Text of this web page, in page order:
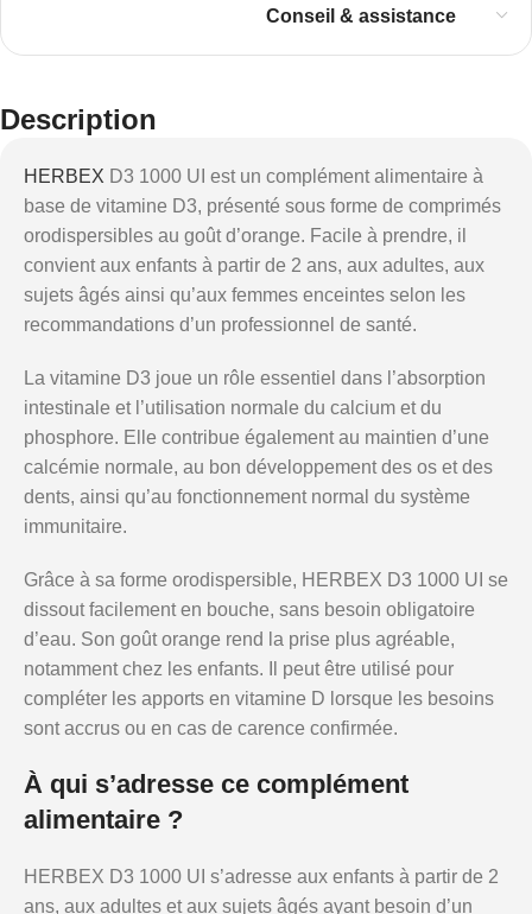
Conseil & assistance
Description
HERBEX D3 1000 UI est un complément alimentaire à
base de vitamine D3, présenté sous forme de comprimés
orodispersibles au goût d’orange. Facile à prendre, il
convient aux enfants à partir de 2 ans, aux adultes, aux
sujets âgés ainsi qu’aux femmes enceintes selon les
recommandations d’un professionnel de santé.
La vitamine D3 joue un rôle essentiel dans l’absorption
intestinale et l’utilisation normale du calcium et du
phosphore. Elle contribue également au maintien d’une
calcémie normale, au bon développement des os et des
dents, ainsi qu’au fonctionnement normal du système
immunitaire.
Grâce à sa forme orodispersible, HERBEX D3 1000 UI se
dissout facilement en bouche, sans besoin obligatoire
d’eau. Son goût orange rend la prise plus agréable,
notamment chez les enfants. Il peut être utilisé pour
compléter les apports en vitamine D lorsque les besoins
sont accrus ou en cas de carence confirmée.
À qui s’adresse ce complément
alimentaire ?
HERBEX D3 1000 UI s’adresse aux enfants à partir de 2
ans, aux adultes et aux sujets âgés ayant besoin d’un